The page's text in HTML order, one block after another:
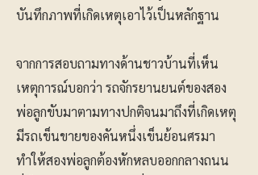
บันทึกภาพที่เกิดเหตุเอาไว้เป็นหลักฐาน
จากการสอบถามทางด้านชาวบ้านที่เห็น
เหตุการณ์บอกว่า รถจักรยานยนต์ของสอง
พ่อลูกขับมาตามทางปกติจนมาถึงที่เกิดเหตุ
มีรถเข็นขายของคันหนึ่งเข็นย้อนศรมา
ทำให้สองพ่อลูกต้องหักหลบออกกลางถนน